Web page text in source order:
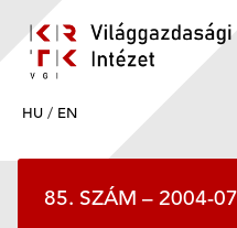
HU / EN
85. SZÁM – 2004-07